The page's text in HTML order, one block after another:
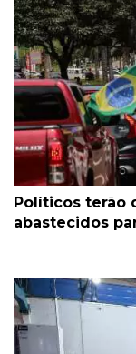
Políticos terão
abastecidos